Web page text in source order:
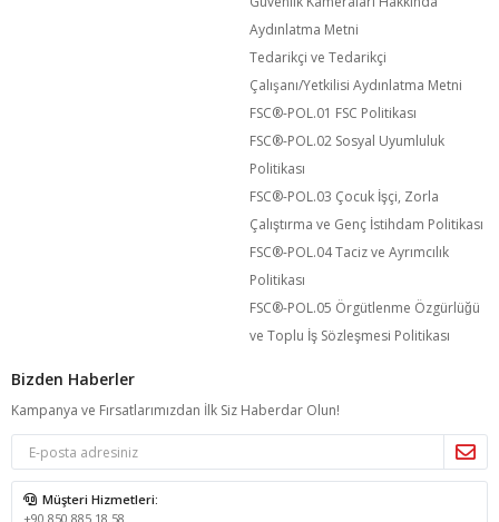
Aydınlatma Metni
Tedarikçi ve Tedarikçi
Çalışanı/Yetkilisi Aydınlatma Metni
FSC®️-POL.01 FSC Politikası
FSC®️-POL.02 Sosyal Uyumluluk
Politikası
FSC®️-POL.03 Çocuk İşçi, Zorla
Çalıştırma ve Genç İstihdam Politikası
FSC®️-POL.04 Taciz ve Ayrımcılık
Politikası
FSC®️-POL.05 Örgütlenme Özgürlüğü
ve Toplu İş Sözleşmesi Politikası
Bizden Haberler
Kampanya ve Fırsatlarımızdan İlk Siz Haberdar Olun!
Müşteri Hizmetleri:
+90 850 885 18 58